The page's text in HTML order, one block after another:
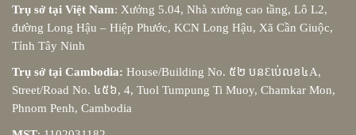
Trụ sở tại Việt Nam: Xưởng 5.04, Nhà xưởng cao tầng, Lô L2,
đường Long Hậu – Hiệp Phước, KCN Long Hậu, Xã Cần Giuộc,
Tỉnh Tây Ninh
Trụ sở tại Cambodia: House/Building No. ៥២ បនƐប់េលខ៤A,
Street/Road No. ៤៥៦, 4, Tuol Tumpung Ti Muoy, Chamkar Mon,
Phnom Penh, Cambodia